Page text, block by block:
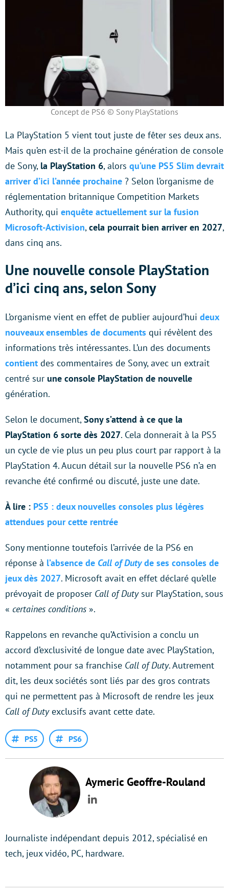
Concept de PS6 © Sony PlayStations
La PlayStation 5 vient tout juste de fêter ses deux ans.
Mais qu’en est-il de la prochaine génération de console
de Sony, la PlayStation 6, alors qu’une PS5 Slim devrait
arriver d’ici l’année prochaine ? Selon l’organisme de
réglementation britannique Competition Markets
Authority, qui enquête actuellement sur la fusion
Microsoft-Activision,cela pourrait bien arriver en 2027,
dans cinq ans.
Une nouvelle console PlayStation
d’ici cinq ans, selon Sony
L’organisme vient en effet de publier aujourd’hui deux
nouveaux ensembles de documents qui révèlent des
informations très intéressantes. L’un des documents
contient des commentaires de Sony, avec un extrait
centré sur une console PlayStation de nouvelle
génération.
Selon le document,Sony s’attend à ce que la
PlayStation 6 sorte dès 2027. Cela donnerait à la PS5
un cycle de vie plus un peu plus court par rapport à la
PlayStation 4. Aucun détail sur la nouvelle PS6 n’a en
revanche été confirmé ou discuté, juste une date.
À lire : PS5 : deux nouvelles consoles plus légères
attendues pour cette rentrée
Sony mentionne toutefois l’arrivée de la PS6 en
réponse à l’absence de Call of Dutyde ses consoles de
jeux dès 2027. Microsoft avait en effet déclaré qu’elle
prévoyait de proposer Call of Dutysur PlayStation, sous
« certaines conditions ».
Rappelons en revanche qu’Activision a conclu un
accord d’exclusivité de longue date avec PlayStation,
notamment pour sa franchise Call of Duty. Autrement
dit, les deux sociétés sont liés par des gros contrats
qui ne permettent pas à Microsoft de rendre les jeux
Call of Dutyexclusifs avant cette date.
PS5 PS6
Aymeric Geoffre-Rouland
LinkedIn
Journaliste indépendant depuis 2012, spécialisé en
tech, jeux vidéo, PC, hardware.